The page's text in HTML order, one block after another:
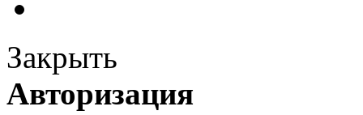
Закрыть
Авторизация